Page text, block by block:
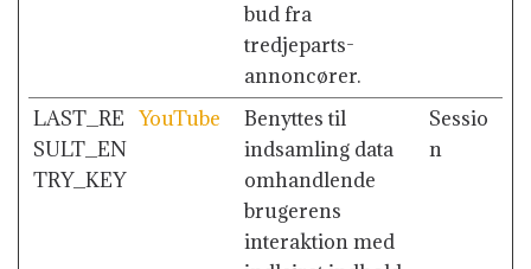
bud fra
tredjeparts-
annoncører.
LAST_RE
SULT_EN
TRY_KEY
YouTube
Benyttes til
indsamling data
omhandlende
brugerens
interaktion med
Sessio
n